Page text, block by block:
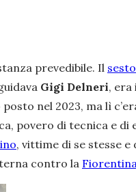
prevedibile. Il
Gigi Delneri,
nel 2023, ma lì
povero di tecnica e
, vittime di se stesse
contro la Fiorentina